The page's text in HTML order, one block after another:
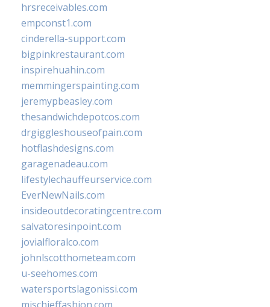
hrsreceivables.com
empconst1.com
cinderella-support.com
bigpinkrestaurant.com
inspirehuahin.com
memmingerspainting.com
jeremypbeasley.com
thesandwichdepotcos.com
drgiggleshouseofpain.com
hotflashdesigns.com
garagenadeau.com
lifestylechauffeurservice.com
EverNewNails.com
insideoutdecoratingcentre.com
salvatoresinpoint.com
jovialfloralco.com
johnlscotthometeam.com
u-seehomes.com
watersportslagonissi.com